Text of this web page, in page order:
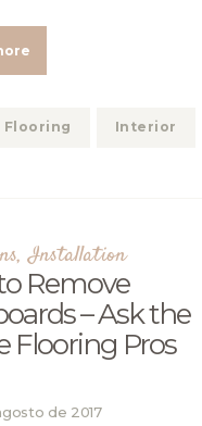
Flooring Interior
,Installation
Remove
– Ask the
Flooring Pros
de 2017